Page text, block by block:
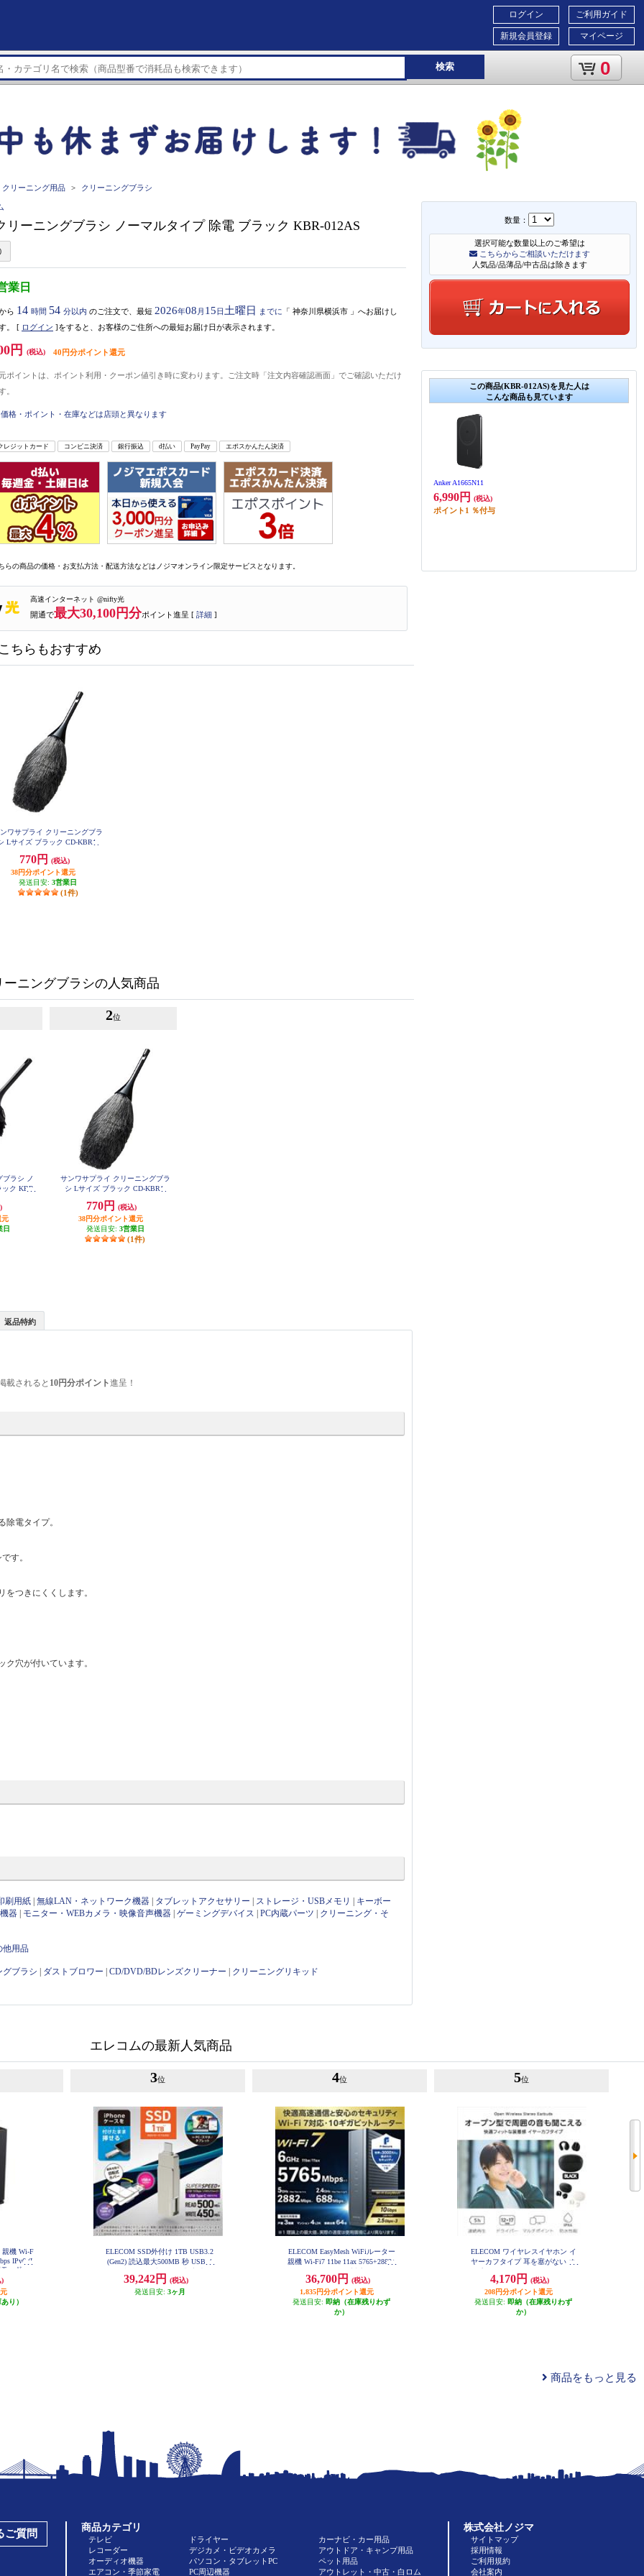
ご利用ガイド
マイページ
ログイン
新規会員登録
検索 0
クリーニング用品 クリーニングブラシ
数量：
選択可能な数量以上のご希望は
こちらからご相談いただけます
人気品/品薄品/中古品は除きます
この商品(KBR-012AS)を見た人は
こんな商品も見ています
Anker A1665N11
6,990円 (税込)
ポイント 1 ％付与
リーニングブラシ ノーマルタイプ 除電 ブラック KBR-012AS
業日
ら 14 時間 54 分以内 のご注文で、最短 2026年08 月 15日 土曜日 までに 「 神奈川県横浜市 」 へお届けし
。 [ ログイン ]をすると、お客様のご住所への最短お届け日が表示されます。
円 (税込) 40円分ポイント還元
ポイントは、ポイント利用・クーポン値引き時に変わります。ご注文時「注文内容確認画面」でご確認いただけ
。
価格・ポイント・在庫などは店頭と異なります
レジットカード コンビニ決済 銀行振込 d払い PayPay エポスかんたん決済
らの商品の価格・お支払方法・配送方法などはノジマオンライン限定サービスとなります。
高速インターネット @nifty光
開通で最大30,100円分ポイント進呈 [ 詳細 ]
ちらもおすすめ
ワサプライ クリーニングブラ
Lサイズ ブラック CD-KBR1
770円
(税込)
38円分ポイント還元
発送目安: 3営業日
(1件)
ーニングブラシの人気商品
ブラシ ノ
ク KBR-
元
日
2位
サンワサプライ クリーニングブラ
シ Lサイズ ブラック CD-KBR1
770円
(税込)
38円分ポイント還元
発送目安: 3営業日
(1件)
返品特約
載されると 10円分ポイント進呈！
電タイプ。
す。
つきにくくします。
穴が付いています。
刷用紙 |無線LAN・ネットワーク機器 タブレットアクセサリー ストレージ・USBメモリ
キーボー
器
モニター・WEBカメラ・映像音声機器 |ゲーミングデバイス |PC内蔵パーツ クリーニング・そ
他用品
グブラシ ダストブロワー |CD/DVD/BDレンズクリーナー クリーニングリキッド
エレコムの最新人気商品
親機 Wi-F
IPv6 (I
ード ブ
B
)
り）
3位
ELECOM SSD外付け 1TB USB3.2
(Gen2) 読込最大500MB 秒 USBメ
peC USB-A両対応 シルバー ESD-E
PA1000GSV
39,242円
(税込)
発送目安: 3ヶ月
4位
ELECOM EasyMesh WiFiルーター
親機 Wi-Fi7 11be 11ax 5765+2882+
bps AIセキュリティ搭載 ブラック
WRC-BE94XSD-B
36,700円
(税込)
1,835円分ポイント還元
発送目安: 即納（在庫残りわず
か）
5位
ELECOM ワイヤレスイヤホン イ
ヤーカフタイプ 耳を塞がない オ
ポイント 軽量 ブラック LBT-OWS
03BK
4,170円
(税込)
208円分ポイント還元
発送目安: 即納（在庫残りわず
か）
商品をもっと見る
ご質問
商品カテゴリ
テレビ
レコーダー
オーディオ機器
エアコン・季節家電
ドライヤー
デジカメ・ビデオカメラ
パソコン・タブレットPC
PC周辺機器
カーナビ・カー用品
アウトドア・キャンプ用品
ペット用品
アウトレット・中古・白ロム
株式会社ノジマ
サイトマップ
採用情報
ご利用規約
会社案内